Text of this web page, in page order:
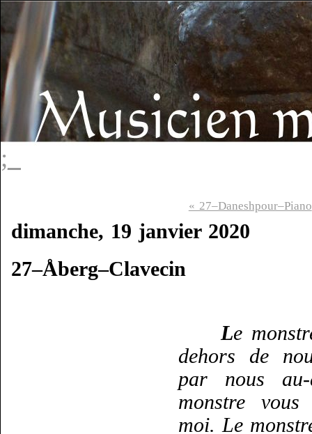
;_
« 27–Daneshpour–Piano
dimanche, 19 janvier 2020
27–Åberg–Clavecin
Le
dehors de
par nous
monstre
moi. Le